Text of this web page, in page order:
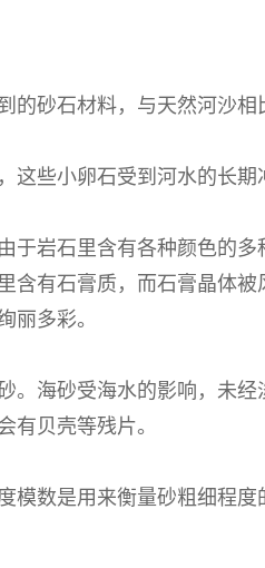
砂石材料，与天然河沙相
些小卵石受到河水的长
于岩石里含有各种颜色的
含有石膏质，而石膏晶体
丽多彩。
。海砂受海水的影响，未
有贝壳等残片。
模数是用来衡量砂粗细程